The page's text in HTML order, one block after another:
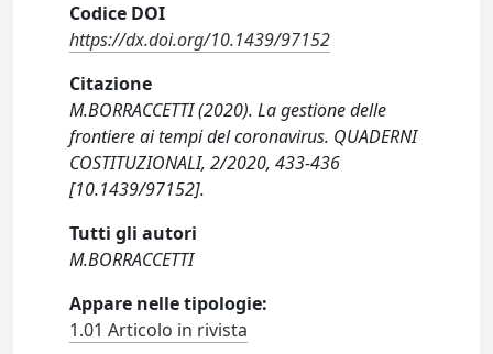
Codice DOI
https://dx.doi.org/10.1439/97152
Citazione
M.BORRACCETTI (2020). La gestione delle
frontiere ai tempi del coronavirus. QUADERNI
COSTITUZIONALI, 2/2020, 433-436
[10.1439/97152].
Tutti gli autori
M.BORRACCETTI
Appare nelle tipologie:
1.01 Articolo in rivista